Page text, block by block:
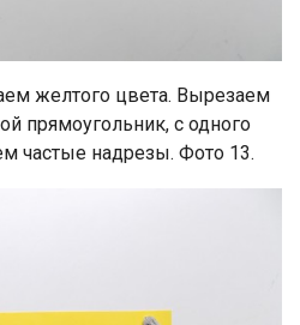
желтого цвета. Вырезаем
прямоугольник, с одного
частые надрезы. Фото 13.